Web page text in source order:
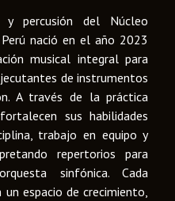
percusión del Núcleo
nació en el año 2023
musical integral para
de instrumentos
A través de la práctica
sus habilidades
trabajo en equipo y
repertorios para
sinfónica. Cada
espacio de crecimiento,